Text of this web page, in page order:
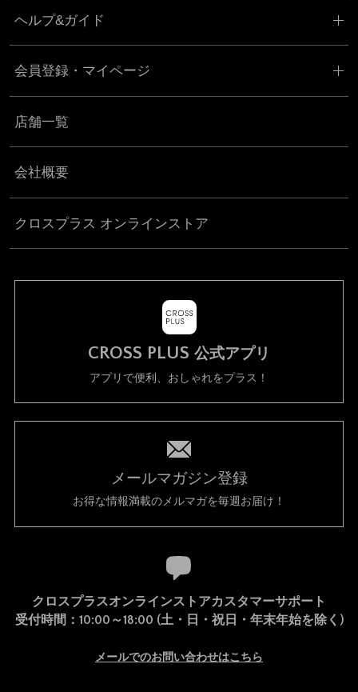
ヘルプ&ガイド
会員登録・マイページ
店舗一覧
会社概要
クロスプラス オンラインストア
CROSS PLUS 公式アプリ
アプリで便利、おしゃれをプラス！
メールマガジン登録
お得な情報満載のメルマガを毎週お届け！
クロスプラスオンラインストアカスタマーサポート
受付時間：10:00～18:00 (土・日・祝日・年末年始を除く)
メールでのお問い合わせはこちら